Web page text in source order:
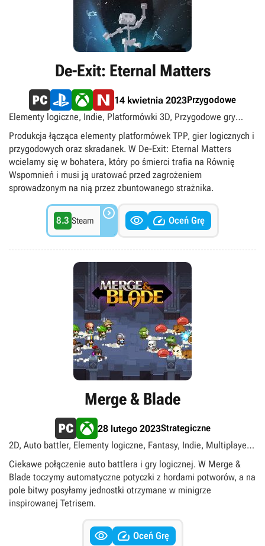
De-Exit: Eternal Matters
14 kwietnia 2023Przygodowe
Elementy logiczne, Indie, Platformówki 3D, Przygodowe gry
akcji, Singleplayer, TPP, singleplayer
Produkcja łącząca elementy platformówek TPP, gier logicznych i
przygodowych oraz skradanek. W De-Exit: Eternal Matters
wcielamy się w bohatera, który po śmierci trafia na Równię
Wspomnień i musi ją uratować przed zagrożeniem
sprowadzonym na nią przez zbuntowanego strażnika.
8.3 Steam    Oceń Grę
Merge & Blade
28 lutego 2023Strategiczne
2D, Auto battler, Elementy logiczne, Fantasy, Indie, Multiplayer,
Na 2 osoby, Podzielony/wspólny ekran, Singleplayer, Taktyczne,
Tetris
Ciekawe połączenie auto battlera i gry logicznej. W Merge &
Blade toczymy automatyczne potyczki z hordami potworów, a na
pole bitwy posyłamy jednostki otrzymane w minigrze
inspirowanej Tetrisem.
  Oceń Grę